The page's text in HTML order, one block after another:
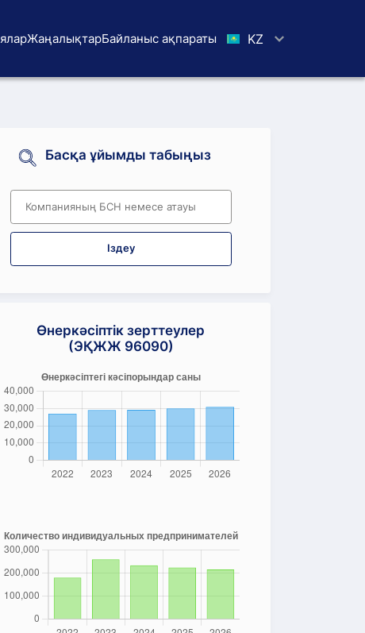
ЖаңалықтарБайланыс ақпараты KZ
Басқа ұйымды табыңыз
Іздеу
Өнеркәсіптік зерттеулер
(ЭҚЖЖ 96090)